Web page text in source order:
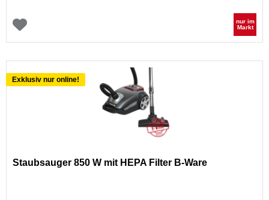
nur im
Markt
Exklusiv nur online!
Staubsauger 850 W mit HEPA Filter B-Ware